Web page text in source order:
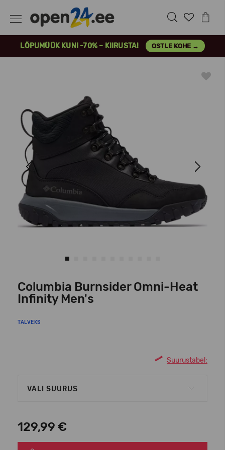
LÕPUMÜÜK KUNI -70% – KIIRUSTA! OSTLE KOHE →
Next
Columbia Burnsider Omni-Heat
Infinity Men's
TALVEKS
Suurustabel:
VALI SUURUS
129,99 €